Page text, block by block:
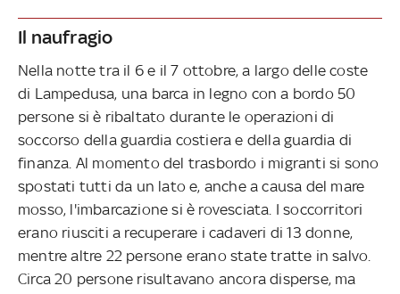
Il naufragio
Nella notte tra il 6 e il 7 ottobre, a largo delle coste
di Lampedusa, una barca in legno con a bordo 50
persone si è ribaltato durante le operazioni di
soccorso della guardia costiera e della guardia di
finanza. Al momento del trasbordo i migranti si sono
spostati tutti da un lato e, anche a causa del mare
mosso, l'imbarcazione si è rovesciata. I soccorritori
erano riusciti a recuperare i cadaveri di 13 donne,
mentre altre 22 persone erano state tratte in salvo.
Circa 20 persone risultavano ancora disperse, ma